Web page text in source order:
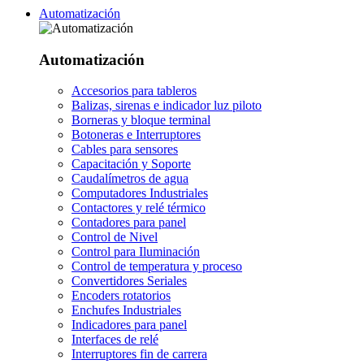
Automatización
Automatización
Accesorios para tableros
Balizas, sirenas e indicador luz piloto
Borneras y bloque terminal
Botoneras e Interruptores
Cables para sensores
Capacitación y Soporte
Caudalímetros de agua
Computadores Industriales
Contactores y relé térmico
Contadores para panel
Control de Nivel
Control para Iluminación
Control de temperatura y proceso
Convertidores Seriales
Encoders rotatorios
Enchufes Industriales
Indicadores para panel
Interfaces de relé
Interruptores fin de carrera